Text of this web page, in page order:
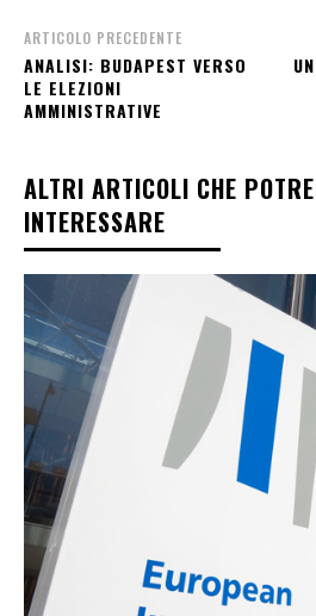
ARTICOLO PRECEDENTE
ANALISI: BUDAPEST VERSO
LE ELEZIONI
AMMINISTRATIVE
ALTRI ARTICOLI CHE
INTERESSARE